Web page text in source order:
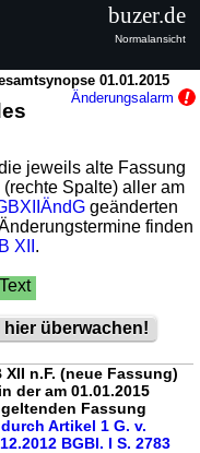
01.01.2015
Änderungsalarm
jeweils alte Fassung
Spalte) aller am
geänderten
finden
XII .
hier überwachen!
XII n.F. (neue Fassung)
in der am 01.01.2015
geltenden Fassung
durch Artikel 1 G. v.
BGBl. I S. 2783
buzer.de
Normalansicht